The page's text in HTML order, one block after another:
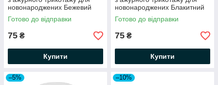
новонароджених Бежевий
Minikin
Готово до відправки
75 ₴
Купити
новонароджених Блакитний
Minikin
Готово до відправки
75 ₴
Купити
–5% –10%